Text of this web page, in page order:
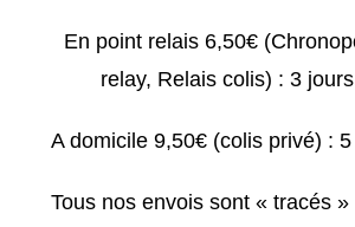
En point relais 6,50€
relay, Relais colis) : 3
A domicile 9,50€ (colis privé) :
Tous nos envois sont « tracés »